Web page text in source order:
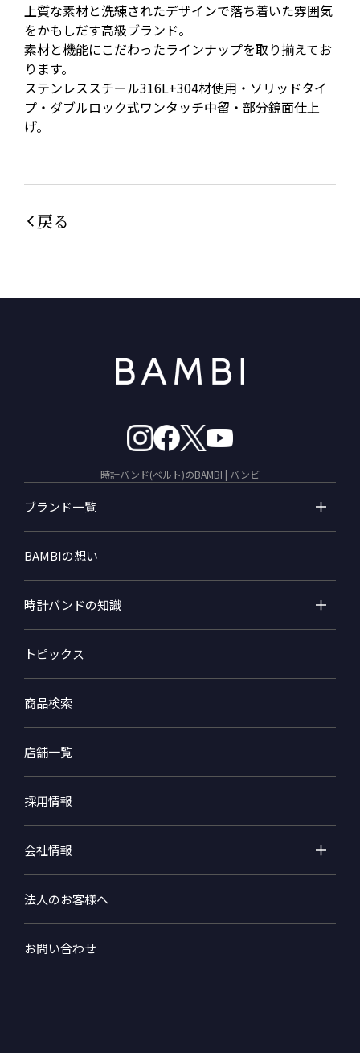
上質な素材と洗練されたデザインで落ち着いた雰囲気
をかもしだす高級ブランド。
素材と機能にこだわったラインナップを取り揃えてお
ります。
ステンレススチール316L+304材使用・ソリッドタイ
プ・ダブルロック式ワンタッチ中留・部分鏡面仕上
げ。
戻る
時計バンド(ベルト)のBAMBI | バンビ
ブランド一覧
BAMBIの想い
時計バンドの知識
トピックス
商品検索
店舗一覧
採用情報
会社情報
法人のお客様へ
お問い合わせ